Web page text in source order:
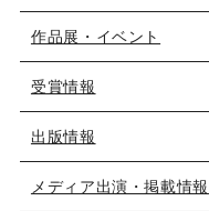
作品展・イベント
受賞情報
出版情報
メディア出演・掲載情報